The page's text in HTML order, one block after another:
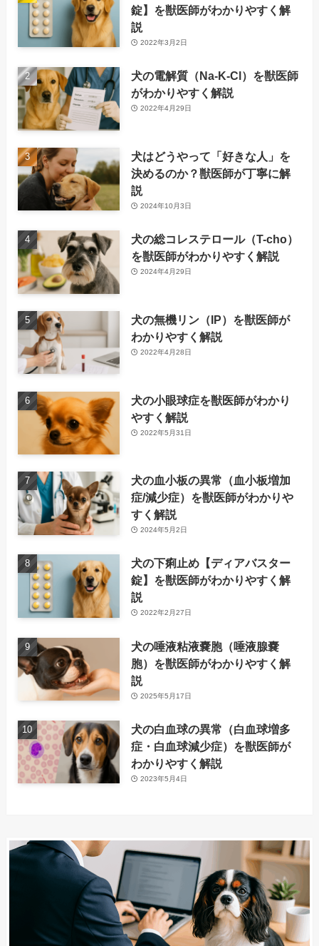
錠】を獣医師がわかりやすく解
説
2022年3月2日
犬の電解質（Na-K-Cl）を獣医師
がわかりやすく解説
2022年4月29日
犬はどうやって「好きな人」を
決めるのか？獣医師が丁寧に解
説
2024年10月3日
犬の総コレステロール（T-cho）
を獣医師がわかりやすく解説
2024年4月29日
犬の無機リン（IP）を獣医師が
わかりやすく解説
2022年4月28日
犬の小眼球症を獣医師がわかり
やすく解説
2022年5月31日
犬の血小板の異常（血小板増加
症/減少症）を獣医師がわかりや
すく解説
2024年5月2日
犬の下痢止め【ディアバスター
錠】を獣医師がわかりやすく解
説
2022年2月27日
犬の唾液粘液嚢胞（唾液腺嚢
胞）を獣医師がわかりやすく解
説
2025年5月17日
犬の白血球の異常（白血球増多
症・白血球減少症）を獣医師が
わかりやすく解説
2023年5月4日